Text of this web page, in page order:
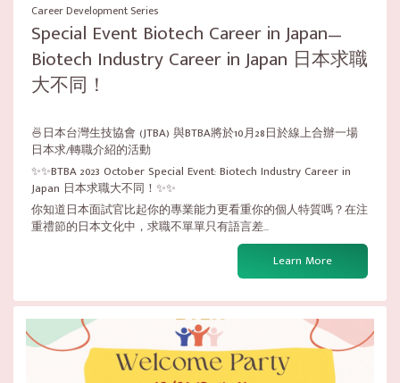
Career Development Series
Special Event Biotech Career in Japan—
Biotech Industry Career in Japan 日本求職
大不同！
🍜日本台灣生技協會 (JTBA) 與BTBA將於10月28日於線上合辦一場
日本求/轉職介紹的活動
✨✨BTBA 2023 October Special Event: Biotech Industry Career in
Japan 日本求職大不同！✨✨
你知道日本面試官比起你的專業能力更看重你的個人特質嗎？在注
重禮節的日本文化中，求職不單單只有語言差...
Learn More